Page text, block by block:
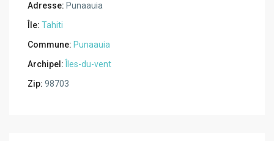
Adresse: Punaauia
Île: Tahiti
Commune: Punaauia
Archipel:
Îles-du-vent
Zip: 98703